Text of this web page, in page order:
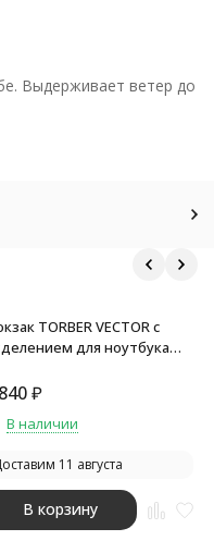
Выдерживает ветер до
TORBER VECTOR с
для ноутбука
10 х 43 см, 13л
₽
В наличии
11 августа
В корзину